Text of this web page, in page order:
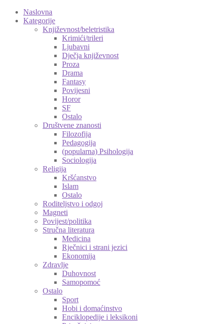
Naslovna
Kategorije
Književnost/beletristika
Krimići/trileri
Ljubavni
Dječja književnost
Proza
Drama
Fantasy
Povijesni
Horor
SF
Ostalo
Društvene znanosti
Filozofija
Pedagogija
(popularna) Psihologija
Sociologija
Religija
Kršćanstvo
Islam
Ostalo
Roditeljstvo i odgoj
Magneti
Povijest/politika
Stručna literatura
Medicina
Rječnici i strani jezici
Ekonomija
Zdravlje
Duhovnost
Samopomoć
Ostalo
Sport
Hobi i domaćinstvo
Enciklopedije i leksikoni